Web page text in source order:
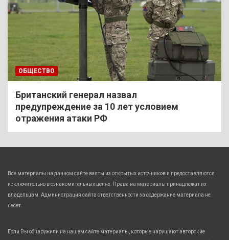
ОБЩЕСТВО
Британский генерал назвал
предупреждение за 10 лет условием
отражения атаки РФ
Все материалы на данном сайте взяты из открытых источников и предоставляются
исключительно в ознакомительных целях. Права на материалы принадлежат их
владельцам. Администрация сайта ответственности за содержание материала не
несет.
Если Вы обнаружили на нашем сайте материалы, которые нарушают авторские